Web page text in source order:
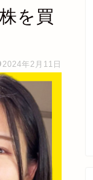
を買
年2月11日